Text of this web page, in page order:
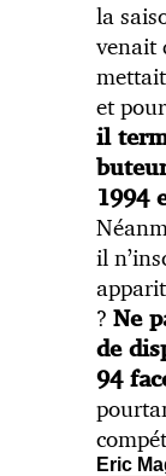
la
venait
et
il
1994
il
? Ne
de
94
Eric